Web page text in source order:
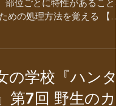
活用
位ごとに特性があること
にたっぷり積もった頃、獣
くくなり、雪国の猟師たち
ズンを迎えます。今回は、